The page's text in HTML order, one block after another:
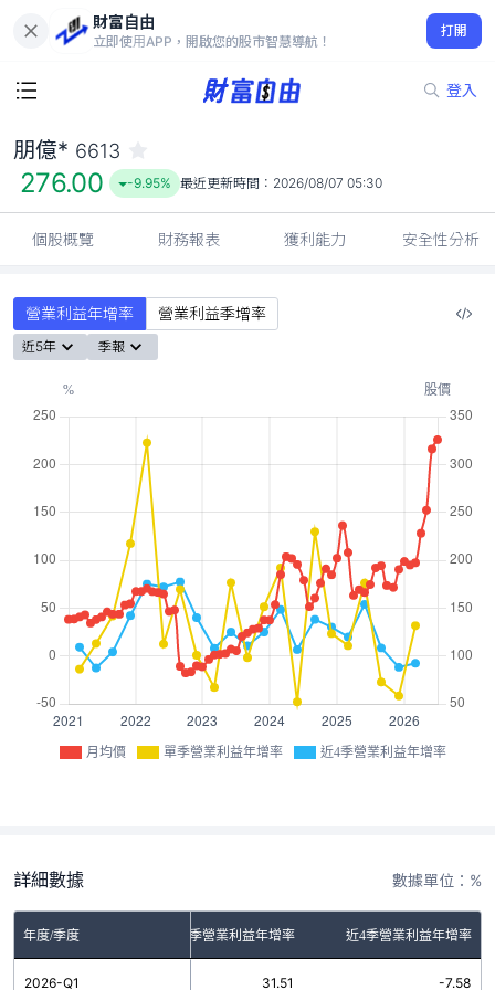
財富自由
立即使用APP，開啟您的股市智慧導航！
打開
登入
276.00
-9.95%
朋億* 6613
276.00 -9.95% 最近更新時間： 2026/08/07 05:30
個股概覽 財務報表 獲利能力 安全性分析
營業利益年增率 營業利益季增率
近5年 季報
月均價 單季營業利益年增率 近4季營業利益年增率
詳細數據 數據單位：%
年度/季度 單季營業利益年增率 近4季營業利益年增率
2026-Q1 31.51 -7.58